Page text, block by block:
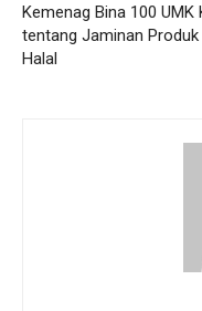
Kemenag Bina 100 UMK
tentang Jaminan Produk
Halal